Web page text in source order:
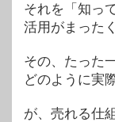
それを「知っ
活用がまった
その、たった
どのように実
が、売れる仕